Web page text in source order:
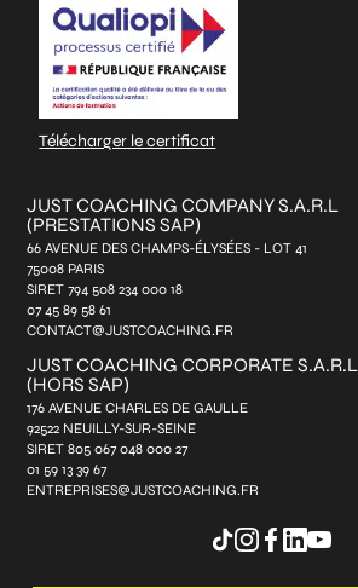
Télécharger le certificat
JUST COACHING COMPANY S.A.R.L
(PRESTATIONS SAP)
66 AVENUE DES CHAMPS-ÉLYSÉES - LOT 41
75008 PARIS
SIRET 794 508 234 000 18
07 45 89 58 61
CONTACT@JUSTCOACHING.FR
JUST COACHING CORPORATE S.A.R.L
(HORS SAP)
176 AVENUE CHARLES DE GAULLE
92522 NEUILLY-SUR-SEINE
SIRET 805 067 048 000 27
01 59 13 39 67
ENTREPRISES@JUSTCOACHING.FR